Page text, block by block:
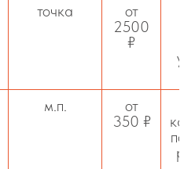
точка
от
2500
₽
м.п.
от
350 ₽